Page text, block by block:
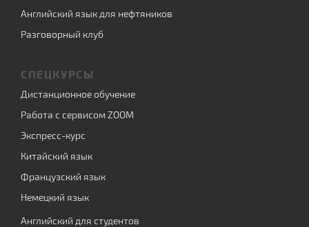
Английский язык для нефтяников
Разговорный клуб
СПЕЦКУРСЫ
Дистанционное обучение
Работа с сервисом ZOOM
Экспресс-курс
Китайский язык
Французский язык
Немецкий язык
Английский для студентов